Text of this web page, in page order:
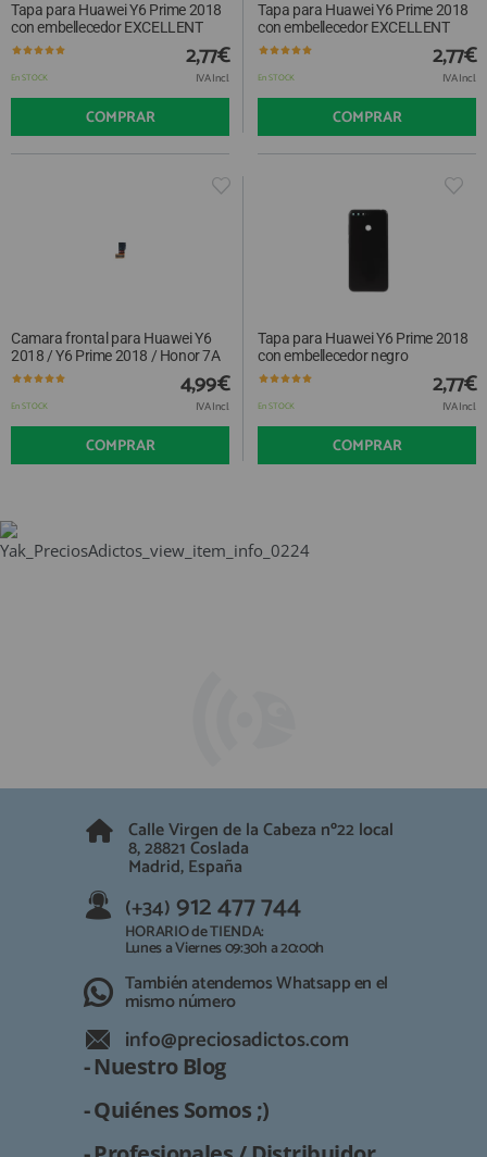
Tapa para Huawei Y6 Prime 2018
con embellecedor EXCELLENT
En STOCK
2,77€
IVA Incl.
COMPRAR
Tapa para Huawei Y6 Prime 2018
con embellecedor EXCELLENT
En STOCK
2,77€
IVA Incl.
COMPRAR
Camara frontal para Huawei Y6
2018 / Y6 Prime 2018 / Honor 7A
En STOCK
4,99€
IVA Incl.
COMPRAR
Tapa para Huawei Y6 Prime 2018
con embellecedor negro
En STOCK
2,77€
IVA Incl.
COMPRAR
Calle Virgen de la Cabeza nº22 local
8, 28821 Coslada
Madrid, España
(+34) 912 477 744
HORARIO de TIENDA:
Lunes a Viernes 09:30h a 20:00h
También atendemos Whatsapp en el
mismo número
info@preciosadictos.com
- Nuestro Blog
- Quiénes Somos ;)